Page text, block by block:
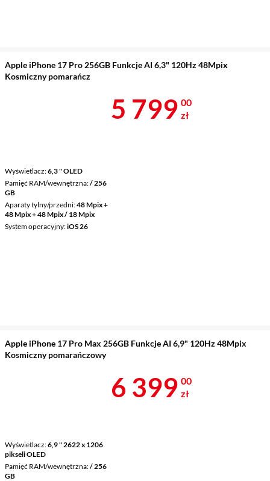
Apple iPhone 17 Pro 256GB Funkcje AI 6,3" 120Hz 48Mpix
Kosmiczny pomarańcz
Wyświetlacz 6,3 " OLED
Pamięć RAM/wewnętrzna / 256
GB
Aparaty tylny/przedni 48 Mpix +
48 Mpix + 48 Mpix / 18 Mpix
System operacyjny iOS 26
Cena 5 799 zł
5 799 00
zł
Apple iPhone 17 Pro Max 256GB Funkcje AI 6,9" 120Hz 48Mpix
Kosmiczny pomarańczowy
Wyświetlacz 6,9 " 2622 x 1206
pikseli OLED
Pamięć RAM/wewnętrzna / 256
GB
Cena 6 399 zł
6 399 00
zł